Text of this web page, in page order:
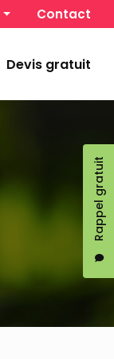
Rappel gratuit
Contact
Devis gratuit